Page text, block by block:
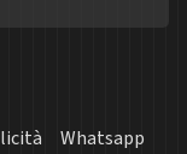
Whatsapp